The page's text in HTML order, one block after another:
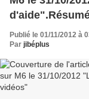
Publié le 01/11/2012 à
Par jibéplus